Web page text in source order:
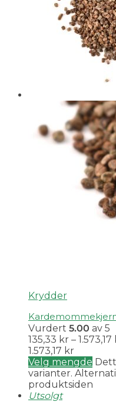
Krydder
Vurdert 5.00 av 5
135,33 kr – 1.573,17
1.573,17 kr
Velg mengde
varianter.
produktsiden
Utsolgt